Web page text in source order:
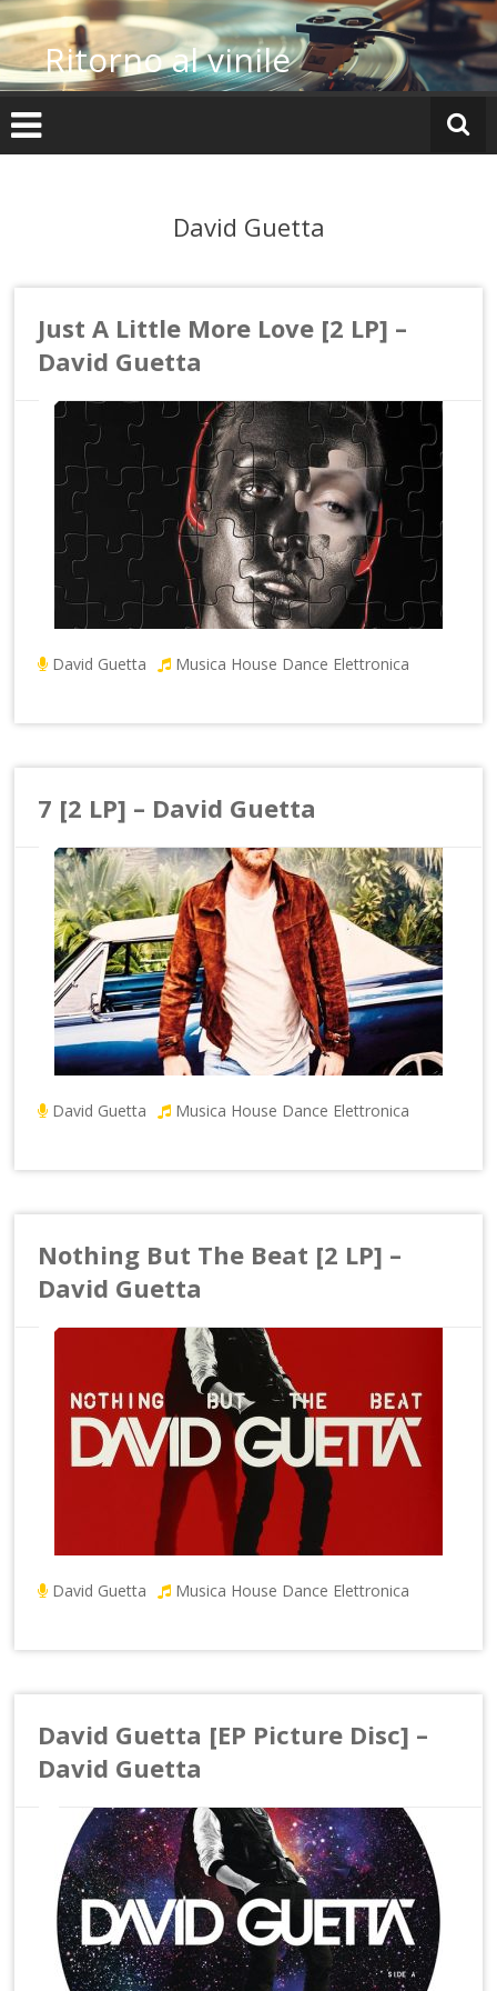
Vai
al
contenutoRitorno al vinile
David Guetta
Just A Little More Love [2 LP] –
David Guetta
David Guetta Musica House Dance Elettronica
7 [2 LP] – David Guetta
David Guetta Musica House Dance Elettronica
Nothing But The Beat [2 LP] –
David Guetta
David Guetta Musica House Dance Elettronica
David Guetta [EP Picture Disc] –
David Guetta